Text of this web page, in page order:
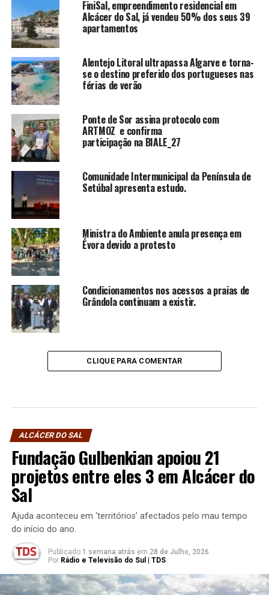
FiniSal, empreendimento residencial em
Alcácer do Sal, já vendeu 50% dos seus 39
apartamentos
Alentejo Litoral ultrapassa Algarve e torna-
se o destino preferido dos portugueses nas
férias de verão
Ponte de Sor assina protocolo com
ARTMOZ e confirma
participação na BIALE_27
Comunidade Intermunicipal da Península de
Setúbal apresenta estudo.
Ministra do Ambiente anula presença em
Évora devido a protesto
Condicionamentos nos acessos a praias de
Grândola continuam a existir.
CLIQUE PARA COMENTAR
ALCÁCER DO SAL
Fundação Gulbenkian apoiou 21
projetos entre eles 3 em Alcácer do
Sal
Ajuda aconteceu em ‘territórios’ afectados pelo mau tempo
do início do ano.
Publicado 1 semana atrás em 28 de Julho, 2026
Por Rádio e Televisão do Sul | TDS